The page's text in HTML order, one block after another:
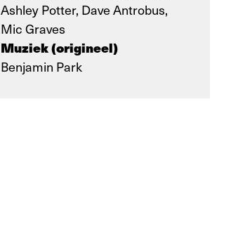
Ashley Potter, Dave Antrobus,
Mic Graves
Muziek (origineel)
Benjamin Park